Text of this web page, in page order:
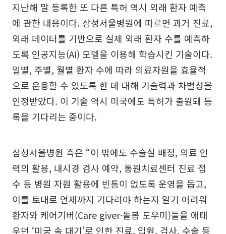
지난해 말 등록한 또 다른 특허 역시 외래 환자 예측
에 관한 내용이다. 삼성서울병원에 따르면 과거 진료,
외래 데이터를 기반으로 실제 외래 환자 수를 예측하
도록 인공지능(AI) 모델을 이용해 학습시킨 기술이다.
일별, 주별, 월별 환자 수에 따라 의료자원을 효율적
으로 운용할 수 있도록 한 데 대해 기술력과 차별성을
인정받았다. 이 기술 역시 미국에도 특허가 출원돼 등
록을 기다리는 중이다.
삼성서울병원 측은 “이 밖에도 수술실 배정, 의료 인
력의 활용, 내시경 검사 예약, 통원치료센터 진료 접
수 등 병원 자원 활용에 빈틈이 없도록 운영을 돕고,
이를 토대로 언제까지 기다려야 하는지 알기 어려워
환자와 케어기버(Care giver·돌봄 도우미)들을 애태
우던 ‘미궁 속 대기’로 인한 진료, 입원, 검사, 수술 등